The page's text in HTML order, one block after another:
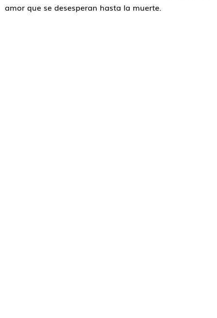
amor que se desesperan hasta la muerte.